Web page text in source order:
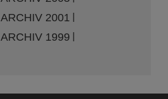
ARCHIV 2001
ARCHIV 1999